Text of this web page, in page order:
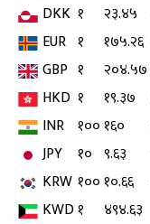
DKK १ २३.४५
EUR १ १७५.२६
GBP १ २०४.५७
HKD १ १९.३७
INR १००१६०
JPY
१० ९.६३
KRW १००१०.६६
KWD१ ४९४.६३